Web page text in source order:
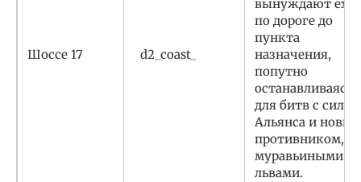
Шоссе 17 d2_coast_
вынуждают
по дороге до
пункта
назначения,
попутно
останавливаясь
для битв с
Альянса и
противником,
муравьиными
львами.